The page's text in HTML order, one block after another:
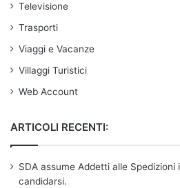
Televisione
Trasporti
Viaggi e Vacanze
Villaggi Turistici
Web Account
ARTICOLI RECENTI:
SDA assume Addetti alle
candidarsi.